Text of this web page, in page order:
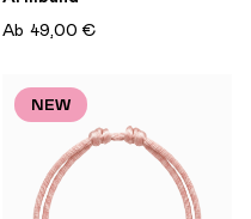
Ab 49,00 €
NEW